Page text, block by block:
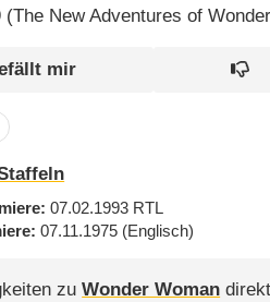
(The New Adventures of
07.02.1993 RTL
07.11.1975 (Englisch)
zuWonder Woman